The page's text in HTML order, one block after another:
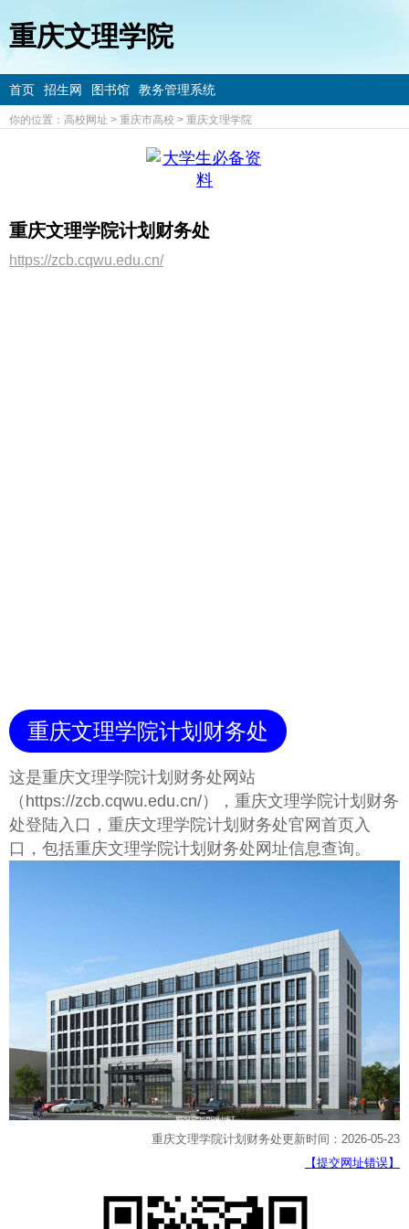
重庆文理学院
首页 招生网 图书馆 教务管理系统
你的位置： 高校网址 > 重庆市高校 > 重庆文理学院
重庆文理学院计划财务处
https://zcb.cqwu.edu.cn/
重庆文理学院计划财务处
这是重庆文理学院计划财务处网站
（https://zcb.cqwu.edu.cn/），重庆文理学院计划财务
处登陆入口，重庆文理学院计划财务处官网首页入
口，包括重庆文理学院计划财务处网址信息查询。
重庆文理学院计划财务处更新时间：2026-05-23
【提交网址错误】